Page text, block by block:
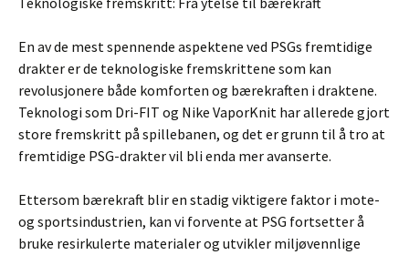
En av de mest spennende aspektene ved PSGs fremtidige
drakter er de teknologiske fremskrittene som kan
revolusjonere både komforten og bærekraften i draktene.
Teknologi som Dri-FIT og Nike VaporKnit har allerede gjort
store fremskritt på spillebanen, og det er grunn til å tro at
fremtidige PSG-drakter vil bli enda mer avanserte.
Ettersom bærekraft blir en stadig viktigere faktor i mote-
og sportsindustrien, kan vi forvente at PSG fortsetter å
bruke resirkulerte materialer og utvikler miljøvennlige